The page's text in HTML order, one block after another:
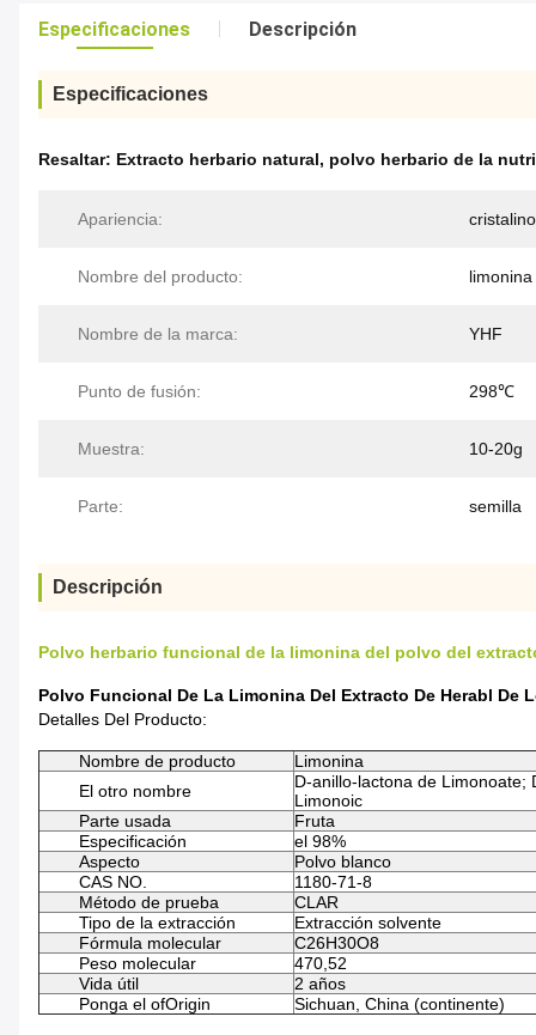
Especificaciones Descripción
Especificaciones
Resaltar: Extracto herbario natural, polvo herbario de la
Apariencia:
Nombre del producto: limonina
Nombre de la marca: YHF
Punto de fusión: 298℃
Muestra: 10-20g
Parte: semilla
Descripción
Polvo herbario funcional de la limonina del polvo del
Polvo Funcional De La Limonina Del Extracto De Herabl
Detalles Del Producto:
Nombre de producto
Limonina
El otro nombre
D-anillo-lactona de Limonoate;
Limonoic
Parte usada
Fruta
Especificación
el 98%
Aspecto
Polvo blanco
CAS NO.
1180-71-8
Método de prueba
CLAR
Tipo de la extracción
Extracción solvente
Fórmula molecular
C26H30O8
Peso molecular
470,52
Vida útil
2 años
Ponga el ofOrigin
Sichuan, China (continente)